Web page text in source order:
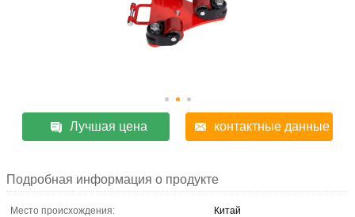
Лучшая цена контактные данные
Подробная информация о продукте
Место происхождения:
Китай